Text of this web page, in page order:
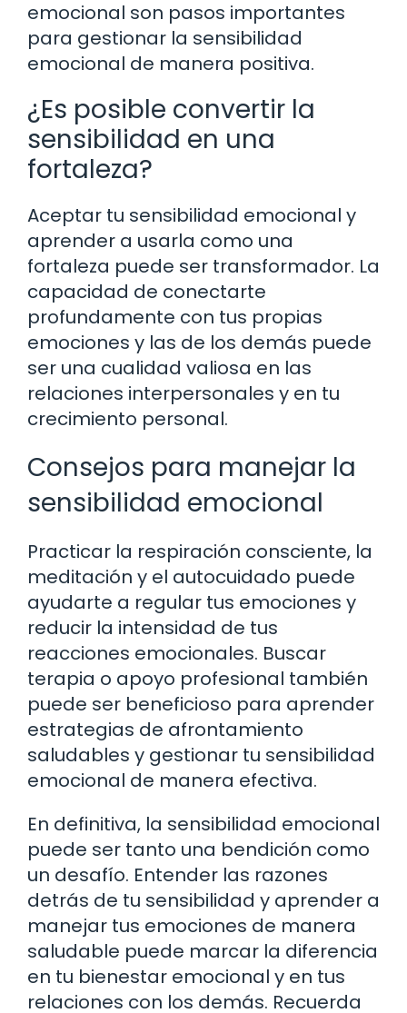
emocional son pasos importantes
para gestionar la sensibilidad
emocional de manera positiva.
¿Es posible convertir la
sensibilidad en una
fortaleza?
Aceptar tu sensibilidad emocional y
aprender a usarla como una
fortaleza puede ser transformador. La
capacidad de conectarte
profundamente con tus propias
emociones y las de los demás puede
ser una cualidad valiosa en las
relaciones interpersonales y en tu
crecimiento personal.
Consejos para manejar la
sensibilidad emocional
Practicar la respiración consciente, la
meditación y el autocuidado puede
ayudarte a regular tus emociones y
reducir la intensidad de tus
reacciones emocionales. Buscar
terapia o apoyo profesional también
puede ser beneficioso para aprender
estrategias de afrontamiento
saludables y gestionar tu sensibilidad
emocional de manera efectiva.
En definitiva, la sensibilidad emocional
puede ser tanto una bendición como
un desafío. Entender las razones
detrás de tu sensibilidad y aprender a
manejar tus emociones de manera
saludable puede marcar la diferencia
en tu bienestar emocional y en tus
relaciones con los demás. Recuerda